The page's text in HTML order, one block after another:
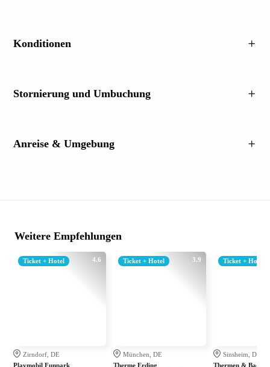
Konditionen
Stornierung und Umbuchung
Anreise & Umgebung
Weitere Empfehlungen
4.6
Ticket + Hotel
Zirndorf, DE
Playmobil Funpark
3.9
Ticket + Hotel
München, DE
Therme Erding
Ticket + Hotel
Sinsheim, DE
Thermen &